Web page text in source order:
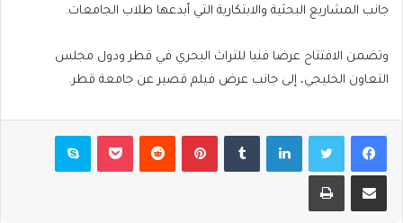
جانب المشاريع البحثية والابتكارية التي أبدعها طلاب الجامعات.
وتضمن الافتتاح عرضا فنيا للتراث البحري في قطر ودول مجلس
التعاون الخليجي، إلى جانب عرض فيلم قصير عن جامعة قطر.
فيسبوكتويتر لينكدإن بينتيريست بوكيت سكايب
مشاركة عبر البريد طباعة